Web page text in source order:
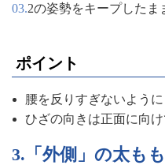
2の姿勢をキープしたま
ポイント
腰を反りすぎないように
ひざの向きは正面に向け
3.「外側」の太も